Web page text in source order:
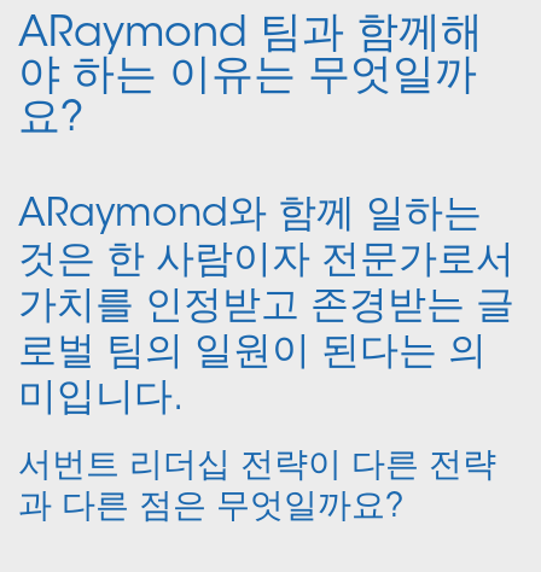
ARaymond 팀과 함께해
야 하는 이유는 무엇일까
요?
ARaymond와 함께 일하는
것은 한 사람이자 전문가로서
가치를 인정받고 존경받는 글
로벌 팀의 일원이 된다는 의
미입니다.
서번트 리더십 전략이 다른 전략
과 다른 점은 무엇일까요?